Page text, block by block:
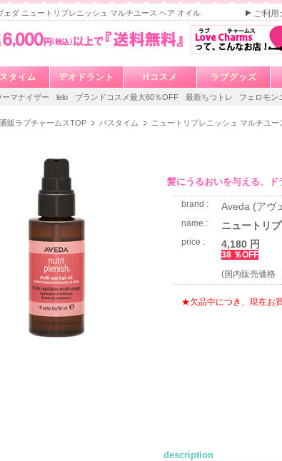
ェダ ニュートリプレニッシュ マルチユース ヘア オイル ご利用
タイム デオドラント Hコスメ ラブグッズ
ーマナイザー lelo ブランドコスメ最大60％OFF 最新ちつトレ フェロモン
販ラブチャームスTOP バスタイム ニュートリプレニッシュ マルチユー
髪にうるおいを与える、ド
brand : Aveda (アヴ
name : ニュートリ
price : 4,180 円
38 ％OFF
(国内販売価
★欠品中につき、現在お
description